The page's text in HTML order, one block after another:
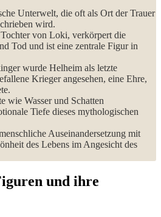
Unterwelt, die oft als‍ Ort der Trauer
wird.
von Loki, verkörpert die
Tod und ist eine zentrale Figur in
wurde Helheim als letzte
Krieger‌ angesehen, eine Ehre,
wie Wasser und Schatten
Tiefe dieses mythologischen
Auseinandersetzung mit
des Lebens im ⁤Angesicht des
und ihre